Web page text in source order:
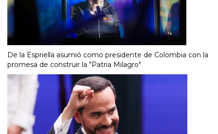
De la Espriella asumió como presidente de Colombia con la
promesa de construir la "Patria Milagro"